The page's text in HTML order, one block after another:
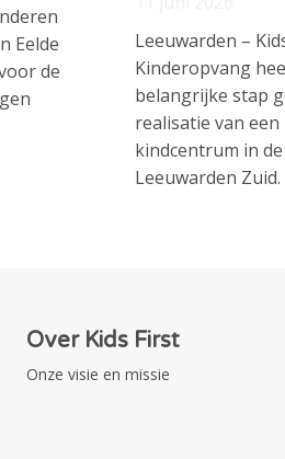
Eelde
de
Leeuwarden –
Kinderopvang
belangrijke stap
realisatie van een
kindcentrum in
Leeuwarden
Over Kids First
Onze visie en missie